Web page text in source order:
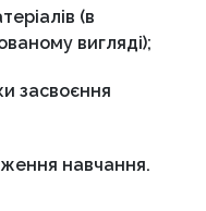
(в
вигляді);
засвоєння
навчання.